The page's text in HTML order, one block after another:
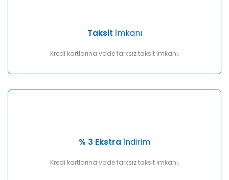
Taksit İmkanı
Kredi kartlarına vade farksız taksit imkanı.
% 3 Ekstra İndirim
Kredi kartlarına vade farksız taksit imkanı.